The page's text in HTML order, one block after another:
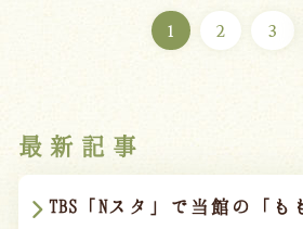
1 2 3
最新記事
TBS「Nスタ」で当館の「